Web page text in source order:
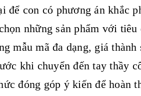
để con có phương án khắc
những sản phẩm với
mẫu mã đa dạng, giá
khi chuyển đến tay thầy
đóng góp ý kiến để hoàn